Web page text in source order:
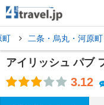
町 二条・烏丸・河原
アイリッシュ パブ
3.12